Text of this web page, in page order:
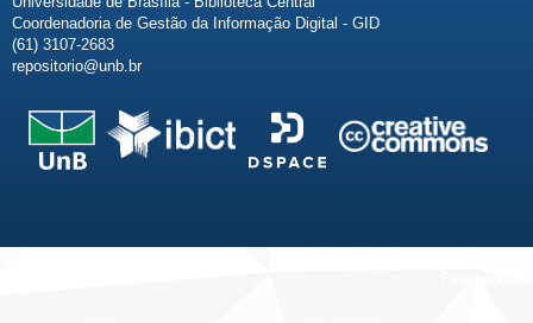
Coordenadoria de Gestão da Informação Digital - GID
(61) 3107-2683
repositorio@unb.br